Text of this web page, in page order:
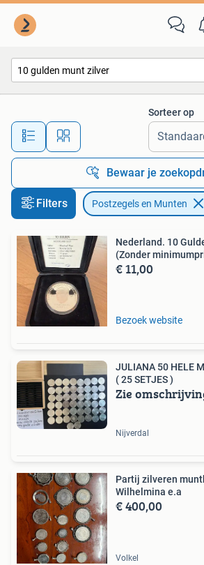
Alle afstanden…
Sorteer op
Bewaar je
Filters Postzegels en Munten
Nederland. 10
(Zonder
€ 11,00
Bezoek website
JULIANA 50 HELE
( 25 SETJES )
Zie
Nijverdal
Partij zilveren
Wilhelmina e.a
€ 400,00
Volkel